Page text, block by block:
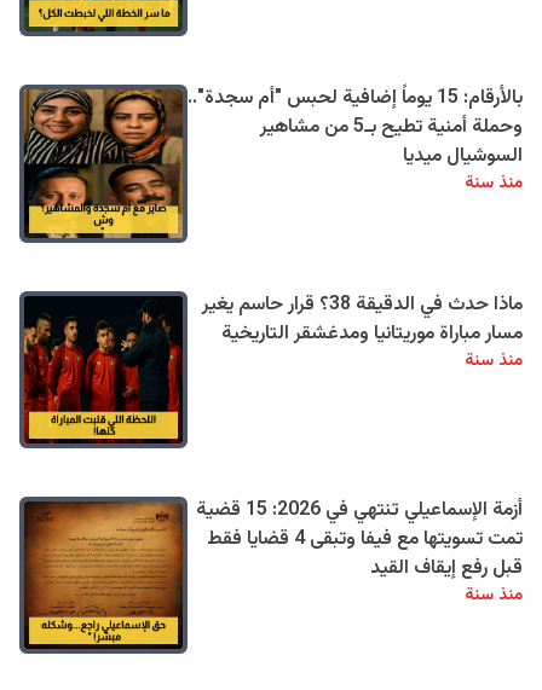
بالأرقام: 15 يوماً إضافية لحبس "أم سجدة"..
وحملة أمنية تطيح بـ5 من مشاهير
السوشيال ميديا
منذ سنة
ماذا حدث في الدقيقة 38؟ قرار حاسم يغير
مسار مباراة موريتانيا ومدغشقر التاريخية
منذ سنة
أزمة الإسماعيلي تنتهي في 2026: 15 قضية
تمت تسويتها مع فيفا وتبقى 4 قضايا فقط
قبل رفع إيقاف القيد
منذ سنة